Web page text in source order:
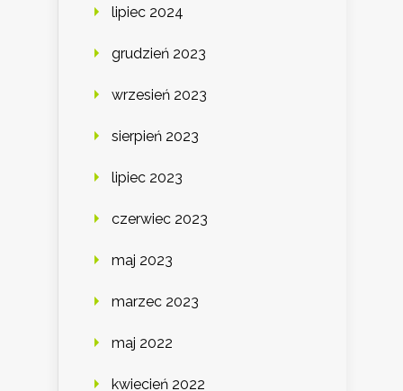
lipiec 2024
grudzień 2023
wrzesień 2023
sierpień 2023
lipiec 2023
czerwiec 2023
maj 2023
marzec 2023
maj 2022
kwiecień 2022